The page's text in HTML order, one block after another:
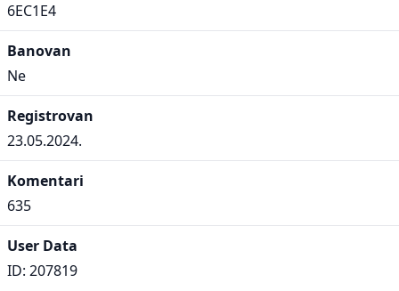
6EC1E4
Banovan
Ne
Registrovan
23.05.2024.
Komentari
635
User Data
ID: 207819